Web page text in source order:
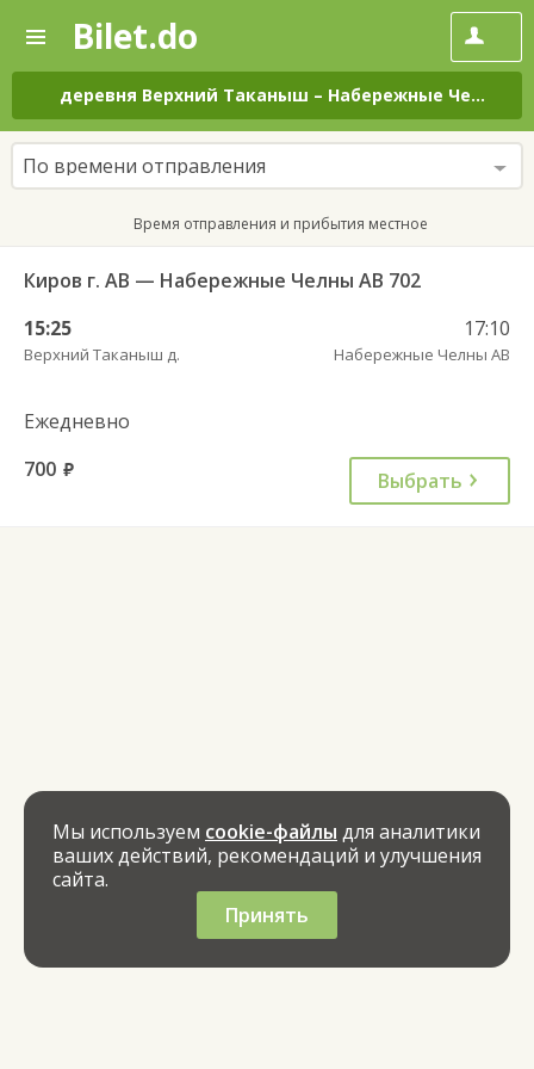
—
Поиск
и
покупка
билетов
на
автобус
онлайн
Bilet.do
деревня Верхний Таканыш – Набережные Челны
По времени отправления
Время отправления и прибытия местное
Киров г. АВ — Набережные Челны АВ 702
15:25
Верхний Таканыш д.
17:10
Набережные Челны АВ
Ежедневно
700 руб. Выбрать
Мы используем cookie-файлы для аналитики
ваших действий, рекомендаций и улучшения
сайта.
Принять